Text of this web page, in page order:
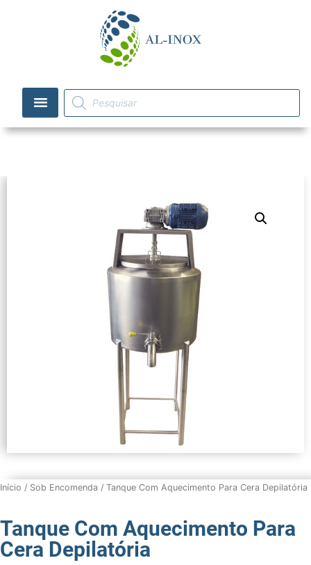
Início / Sob Encomenda / Tanque Com Aquecimento Para Cera Depilatória
Tanque Com Aquecimento Para
Cera Depilatória